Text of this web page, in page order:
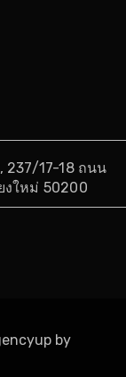
237/17-18 ถนน
งใหม่ 50200
by